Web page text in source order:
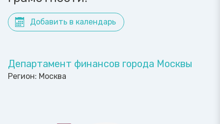
Добавить в календарь
Департамент финансов города Москвы
Регион: Москва